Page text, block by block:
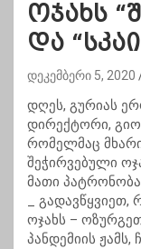
ოჯახს
და
დეკემბერი 5, 2020
დღეს, გურიას
დირექტორი,
რომელმაც
შეჭირვებული
მათი
_
ოჯახს –
პანდემიის ჟამს,